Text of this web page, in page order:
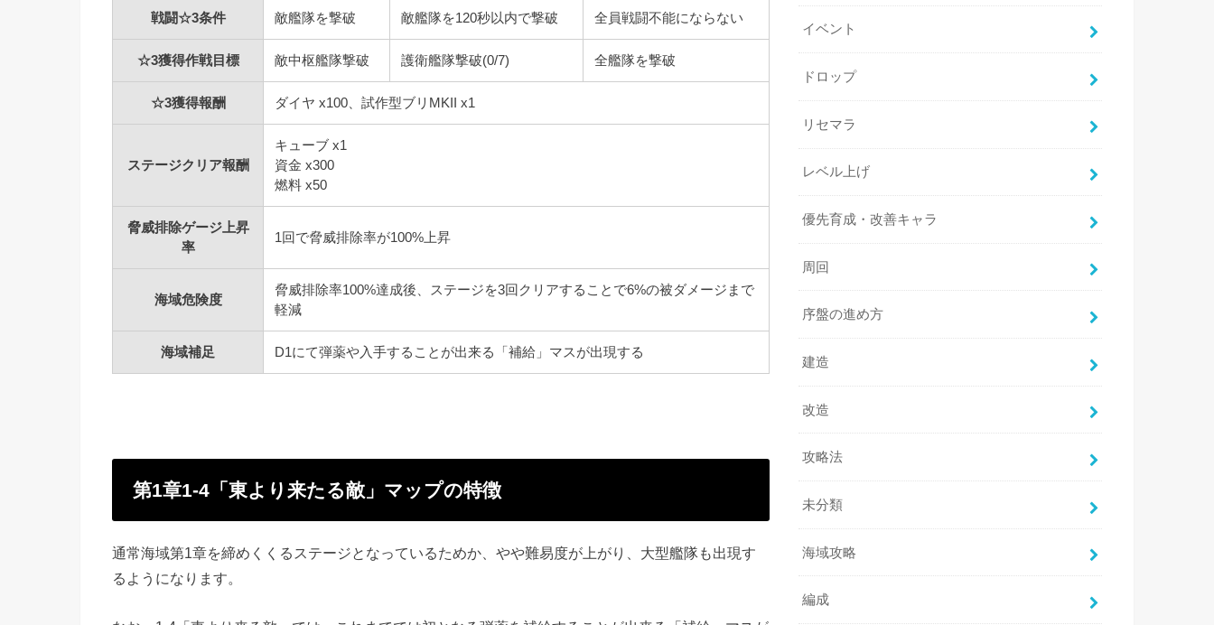
戦闘☆3条件 敵艦隊を撃破 敵艦隊を120秒以内で撃破 全員戦闘不能にならない
☆3獲得作戦目標 敵中枢艦隊撃破 護衛艦隊撃破(0/7) 全艦隊を撃破
☆3獲得報酬 ダイヤ x100、試作型ブリMKII x1
ステージクリア報酬
キューブ x1
資金 x300
燃料 x50
脅威排除ゲージ上昇
率
1回で脅威排除率が100%上昇
海域危険度
脅威排除率100%達成後、ステージを3回クリアすることで6%の被ダメージまで
軽減
海域補足 D1にて弾薬や入手することが出来る「補給」マスが出現する
第1章1-4「東より来たる敵」マップの特徴
通常海域第1章を締めくくるステージとなっているためか、やや難易度が上がり、大型艦隊も出現す
るようになります。
イベント
ドロップ
リセマラ
レベル上げ
優先育成・改善キャラ
周回
序盤の進め方
建造
改造
攻略法
未分類
海域攻略
編成